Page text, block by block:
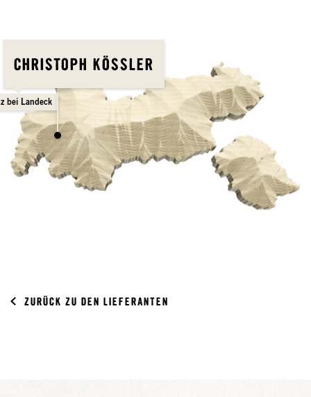
bei Landeck
ZURÜCK ZU DEN LIEFERANTEN
CHRISTOPH KÖSSLER